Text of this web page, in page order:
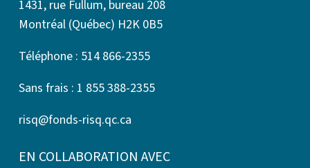
1431, rue Fullum, bureau 208
Montréal (Québec) H2K 0B5
Téléphone : 514 866-2355
Sans frais : 1 855 388-2355
risq@fonds-risq.qc.ca
EN COLLABORATION AVEC